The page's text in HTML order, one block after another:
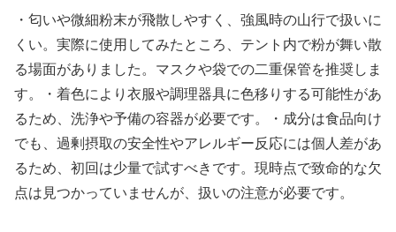
・匂いや微細粉末が飛散しやすく、強風時の山行で扱いに
くい。実際に使用してみたところ、テント内で粉が舞い散
る場面がありました。マスクや袋での二重保管を推奨しま
す。・着色により衣服や調理器具に色移りする可能性があ
るため、洗浄や予備の容器が必要です。・成分は食品向け
でも、過剰摂取の安全性やアレルギー反応には個人差があ
るため、初回は少量で試すべきです。現時点で致命的な欠
点は見つかっていませんが、扱いの注意が必要です。